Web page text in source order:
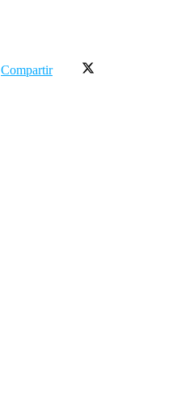
Compartir